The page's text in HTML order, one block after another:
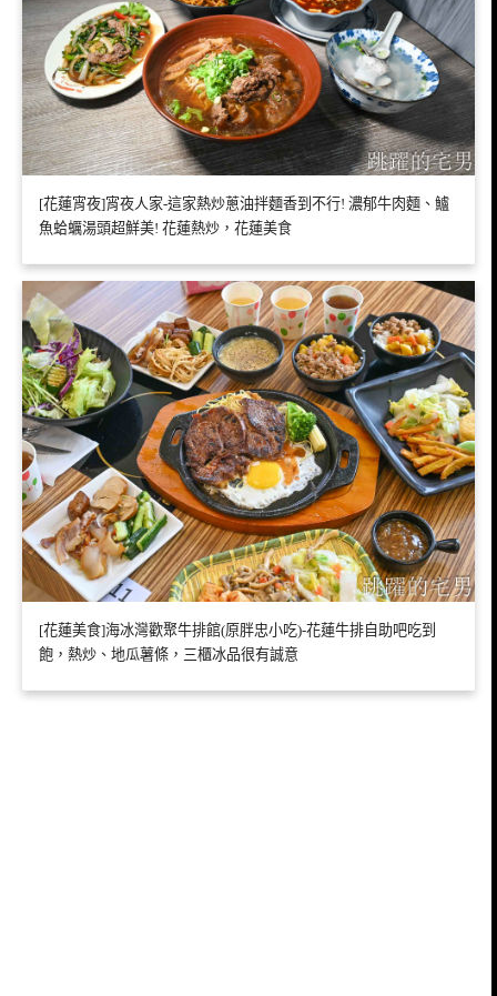
[花蓮宵夜]宵夜人家-這家熱炒蔥油拌麵香到不行! 濃郁牛肉麵、鱸
魚蛤蠣湯頭超鮮美! 花蓮熱炒，花蓮美食
[花蓮美食]海冰灣歡聚牛排館(原胖忠小吃)-花蓮牛排自助吧吃到
飽，熱炒、地瓜薯條，三櫃冰品很有誠意